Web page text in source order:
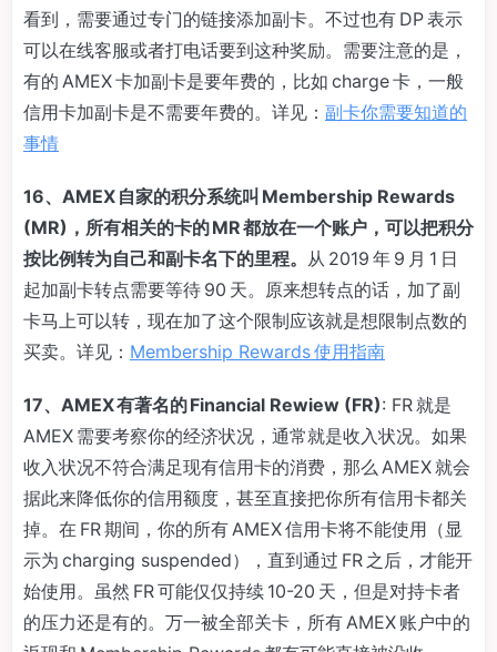
看到，需要通过专门的链接添加副卡。不过也有 DP 表示
可以在线客服或者打电话要到这种奖励。需要注意的是，
有的 AMEX 卡加副卡是要年费的，比如 charge 卡，一般
信用卡加副卡是不需要年费的。详见： 副卡你需要知道的
事情
16、AMEX 自家的积分系统叫 Membership Rewards
(MR)，所有相关的卡的 MR 都放在一个账户，可以把积分
按比例转为自己和副卡名下的里程。 从 2019 年 9 月 1 日
起加副卡转点需要等待 90 天。原来想转点的话，加了副
卡马上可以转，现在加了这个限制应该就是想限制点数的
买卖。详见： Membership Rewards 使用指南
17、AMEX 有著名的 Financial Rewiew (FR): FR 就是
AMEX 需要考察你的经济状况，通常就是收入状况。如果
收入状况不符合满足现有信用卡的消费，那么 AMEX 就会
据此来降低你的信用额度，甚至直接把你所有信用卡都关
掉。在 FR 期间，你的所有 AMEX 信用卡将不能使用（显
示为 charging suspended），直到通过 FR 之后，才能开
始使用。虽然 FR 可能仅仅持续 10-20 天，但是对持卡者
的压力还是有的。万一被全部关卡，所有 AMEX 账户中的